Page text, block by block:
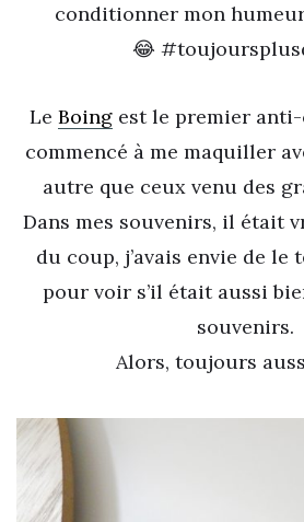
conditionner mon
😂
Le Boingest le premier anti-
commencé à me maquiller
autre que ceux venu des
Dans mes souvenirs, il était
du coup, j’avais envie de le
pour voir s’il était aussi
souvenirs.
Alors, toujours